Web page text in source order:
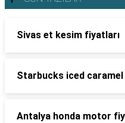
Sivas et kesim fiyatları
Starbucks iced
Antalya honda motor